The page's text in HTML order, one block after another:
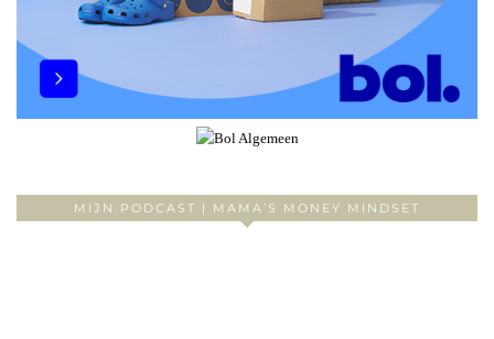
MIJN PODCAST | MAMA’S MONEY MINDSET